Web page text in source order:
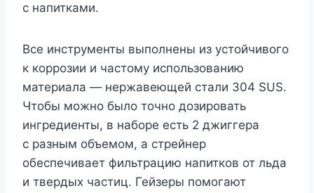
с напитками.
Все инструменты выполнены из устойчивого
к коррозии и частому использованию
материала — нержавеющей стали 304 SUS.
Чтобы можно было точно дозировать
ингредиенты, в наборе есть 2 джиггера
с разным объемом, а стрейнер
обеспечивает фильтрацию напитков от льда
и твердых частиц. Гейзеры помогают